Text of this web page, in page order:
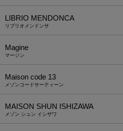
LIBRIO MENDONCA
リブリオメンドンサ
Magine
マージン
Maison code 13
メゾンコードサーティーン
MAISON SHUN ISHIZAWA
メゾン シュン イシザワ